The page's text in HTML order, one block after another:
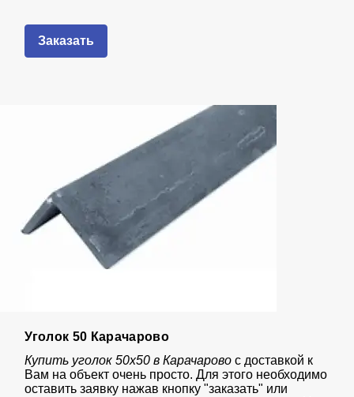
Заказать
Уголок 50 Карачарово
Купить уголок 50х50 в Карачаровос доставкой к
Вам на объект очень просто. Для этого необходимо
оставить заявку нажав кнопку "заказать" или